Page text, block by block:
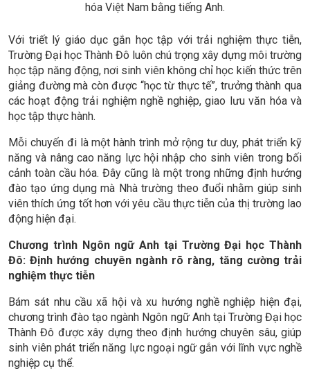
hóa Việt Nam bằng tiếng Anh.
Với triết lý giáo dục gắn học tập với trải nghiệm thực tiễn,
Trường Đại học Thành Đô luôn chú trọng xây dựng môi trường
học tập năng động, nơi sinh viên không chỉ học kiến thức trên
giảng đường mà còn được “học từ thực tế”, trưởng thành qua
các hoạt động trải nghiệm nghề nghiệp, giao lưu văn hóa và
học tập thực hành.
Mỗi chuyến đi là một hành trình mở rộng tư duy, phát triển kỹ
năng và nâng cao năng lực hội nhập cho sinh viên trong bối
cảnh toàn cầu hóa. Đây cũng là một trong những định hướng
đào tạo ứng dụng mà Nhà trường theo đuổi nhằm giúp sinh
viên thích ứng tốt hơn với yêu cầu thực tiễn của thị trường lao
động hiện đại.
Chương trình Ngôn ngữ Anh tại Trường Đại học Thành
Đô: Định hướng chuyên ngành rõ ràng, tăng cường trải
nghiệm thực tiễn
Bám sát nhu cầu xã hội và xu hướng nghề nghiệp hiện đại,
chương trình đào tạo ngành Ngôn ngữ Anh tại Trường Đại học
Thành Đô được xây dựng theo định hướng chuyên sâu, giúp
sinh viên phát triển năng lực ngoại ngữ gắn với lĩnh vực nghề
nghiệp cụ thể.